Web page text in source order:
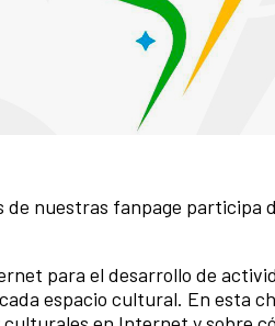
de nuestras fanpage
para el desarrollo de
espacio cultural. En esta